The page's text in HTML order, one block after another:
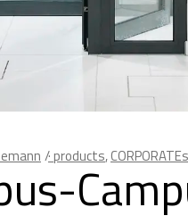
· products,